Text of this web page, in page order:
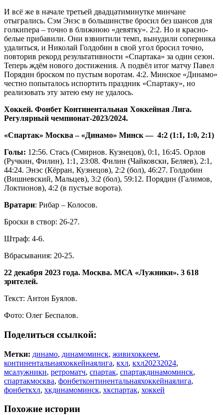
И всё же в начале третьей двадцатиминутке минчане
отыгрались. Сэм Энэс в большинстве бросил без шансов для
голкипера – точно в ближнюю «девятку». 2:2. Но и красно-
белые прибавили. Они взвинтили темп, вынудили соперника
удалиться, и Николай Голдобин в свой угол бросил точно,
повторив рекорд результативности «Спартака» за один сезон.
Теперь ждём нового достижения. А подвёл итог матчу Павел
Порядин броском по пустым воротам. 4:2. Минское «Динамо»
честно попыталось испортить праздник «Спартаку», но
реализовать эту затею ему не удалось.
Хоккей. Фонбет Континентальная Хоккейная Лига.
Регулярный чемпионат-2023/2024.
«Спартак» Москва – «Динамо» Минск — 4:2 (1:1, 1:0, 2:1)
Голы: 12:56. Стась (Смирнов. Кузнецов), 0:1, 16:45. Орлов
(Ручкин, Филин), 1:1, 23:08. Филин (Чайковски, Беляев), 2:1,
44:24. Энэс (Кёрран, Кузнецов), 2:2 (бол), 46:27. Голдобин
(Вишневский, Мальцев), 3:2 (бол), 59:12. Порядин (Галимов,
Локтионов), 4:2 (в пустые ворота).
Вратари: Рибар – Колосов.
Броски в створ: 26-27.
Штраф: 4-6.
Вбрасывания: 20-25.
22 декабря 2023 года. Москва. МСА «Лужники». 3 618
зрителей.
Текст: Антон Буялов.
Фото: Олег Беспалов.
Поделиться ссылкой:
Метки: динамо, динамоминск, живихоккеем,
континентальнаяхоккейнаялига, кхл, кхл20232024,
мсалужники, ретроматч, спартак, спартакдинамоминск,
спартакмосква, фонбетконтинентальнаяхоккейнаялига,
фонбеткхл, хкдинамоминск, хкспартак, хоккей
Похожие истории